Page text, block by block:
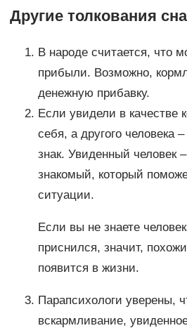
Другие толкования сна
В народе считается, что
прибыли. Возможно,
денежную прибавку.
Если увидели в качестве
себя, а другого человека
знак. Увиденный человек
знакомый, который
ситуации.
Если вы не знаете
приснился, значит,
появится в жизни.
Парапсихологи уверены,
вскармливание,